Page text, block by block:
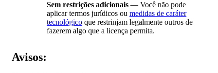
Sem restrições adicionais — Você não pode
aplicar termos jurídicos ou medidas de caráter
tecnológico que restrinjam legalmente outros de
fazerem algo que a licença permita.
Avisos: